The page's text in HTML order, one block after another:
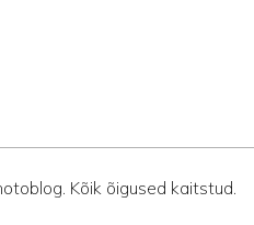
Kõik õigused kaitstud.